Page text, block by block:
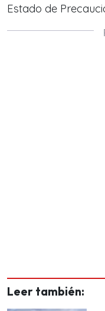
Estado de
Leer también: